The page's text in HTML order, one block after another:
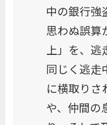
中の銀行強
思わぬ誤算
上」を、
同じく逃走
に横取りさ
や、仲間の